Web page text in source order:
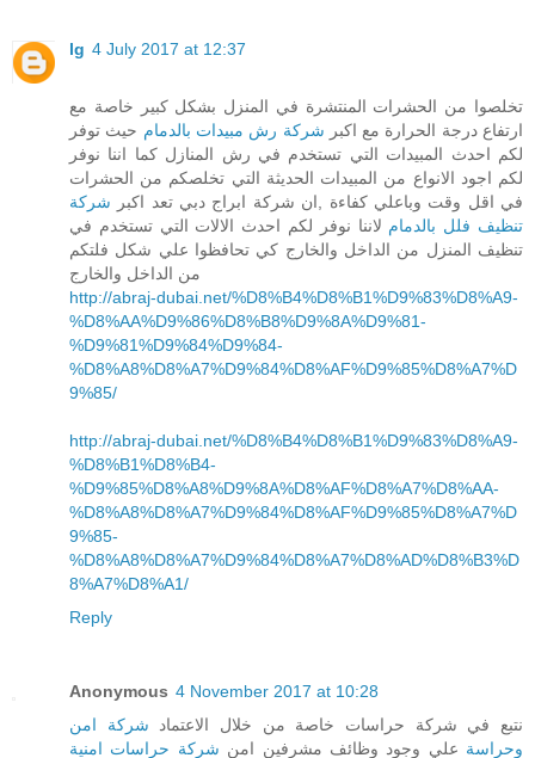
lg 4 July 2017 at 12:37
تخلصوا من الحشرات المنتشرة في المنزل بشكل كبير خاصة مع
ارتفاع درجة الحرارة مع اكبر شركة رش مبيدات بالدمام حيث توفر
لكم احدث المبيدات التي تستخدم في رش المنازل كما اننا نوفر
لكم اجود الانواع من المبيدات الحديثة التي تخلصكم من الحشرات
في اقل وقت وباعلي كفاءة ,ان شركة ابراج دبي تعد اكبر شركة
تنظيف فلل بالدمام لاننا نوفر لكم احدث الالات التي تستخدم في
تنظيف المنزل من الداخل والخارج كي تحافظوا علي شكل فلتكم
من الداخل والخارج
http://abraj-dubai.net/%D8%B4%D8%B1%D9%83%D8%A9-
%D8%AA%D9%86%D8%B8%D9%8A%D9%81-
%D9%81%D9%84%D9%84-
%D8%A8%D8%A7%D9%84%D8%AF%D9%85%D8%A7%D
9%85/
http://abraj-dubai.net/%D8%B4%D8%B1%D9%83%D8%A9-
%D8%B1%D8%B4-
%D9%85%D8%A8%D9%8A%D8%AF%D8%A7%D8%AA-
%D8%A8%D8%A7%D9%84%D8%AF%D9%85%D8%A7%D
9%85-
%D8%A8%D8%A7%D9%84%D8%A7%D8%AD%D8%B3%D
8%A7%D8%A1/
Reply
Anonymous 4 November 2017 at 10:28
نتبع في شركة حراسات خاصة من خلال الاعتماد شركة امن
وحراسة علي وجود وظائف مشرفين امن شركة حراسات امنية